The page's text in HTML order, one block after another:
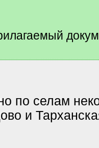
по селам
и